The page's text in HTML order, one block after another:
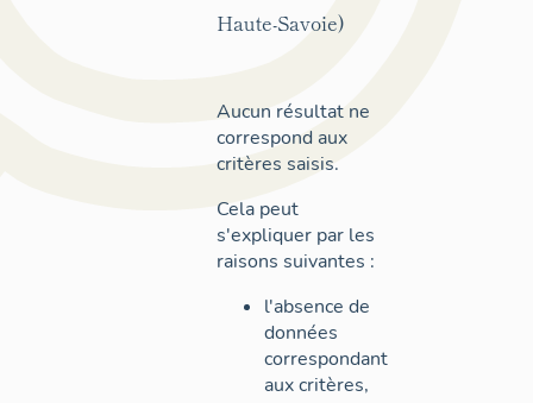
Haute-Savoie)
Aucun résultat ne
correspond aux
critères saisis.
Cela peut
s'expliquer par les
raisons suivantes :
l'absence de
données
correspondant
aux critères,